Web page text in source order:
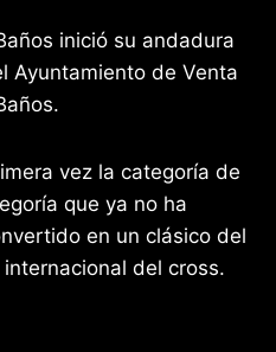
inició su andadura
Ayuntamiento de Venta
vez la categoría de
que ya no ha
en un clásico del
del cross.